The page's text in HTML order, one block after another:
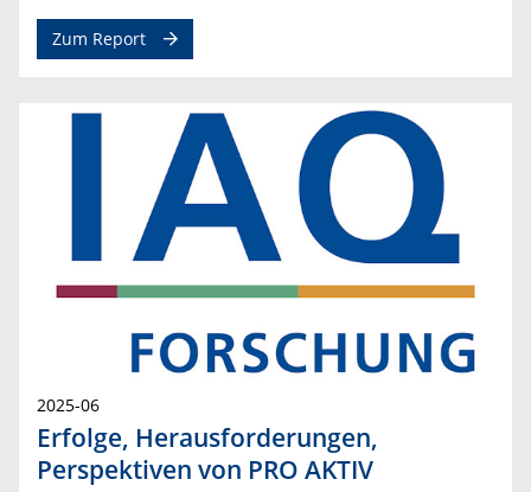
Zum Report
2025-06
Erfolge, Herausforderungen,
Perspektiven von PRO AKTIV